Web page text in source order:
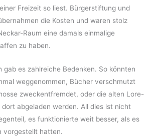
Freizeit so liest. Bürgerstiftung und
die Kosten und waren stolz
Raum eine damals einmalige
zu haben.
gab es zahlreiche Bedenken. So könnten
weggenommen, Bücher verschmutzt
zweckentfremdet, oder die alten Lore-
dort abgeladen werden. All dies ist nicht
es funktionierte weit besser, als es
vorgestellt hatten.